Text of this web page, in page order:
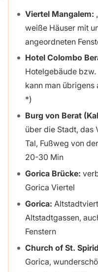
Viertel Mangalem:
weiße Häuser mit
angeordneten
Hotel Colombo
Hotelgebäude
kann man übrigens
)
Burg von Berat
über die Stadt, das
Tal, Fußweg von
20-30 Min
Gorica Brücke:
Gorica Viertel
Gorica:
Altstadtgassen,
Fenstern
Church of St.
Gorica,